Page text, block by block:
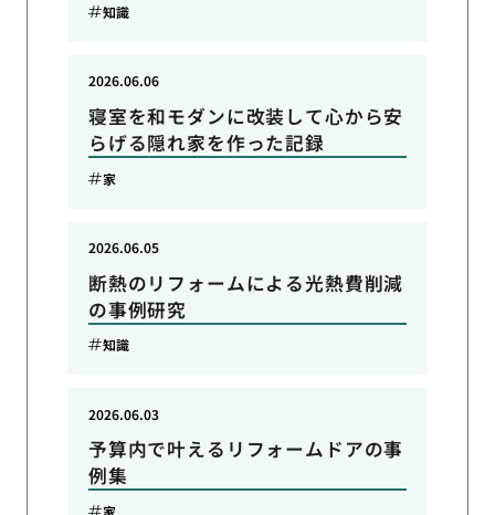
知識
寝室を和モダンに改装して心から安
らげる隠れ家を作った記録
2026.06.06
家
断熱のリフォームによる光熱費削減
の事例研究
2026.06.05
知識
予算内で叶えるリフォームドアの事
例集
2026.06.03
家